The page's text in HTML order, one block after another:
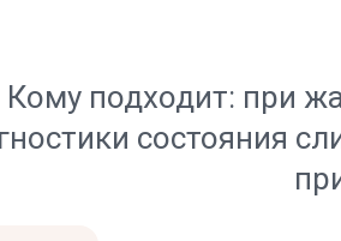
Кому подходит: при
состояния